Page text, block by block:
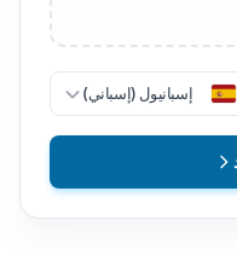
إسبانيول (إسباني)